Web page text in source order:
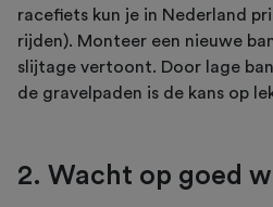
racefiets kun je in Nederland
rijden). Monteer een nieuwe
slijtage vertoont. Door lage
de gravelpaden is de kans op
2. Wacht op goed